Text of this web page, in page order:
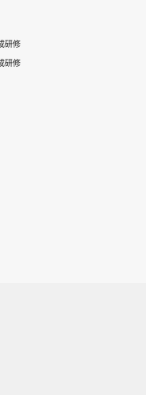
研修
研修